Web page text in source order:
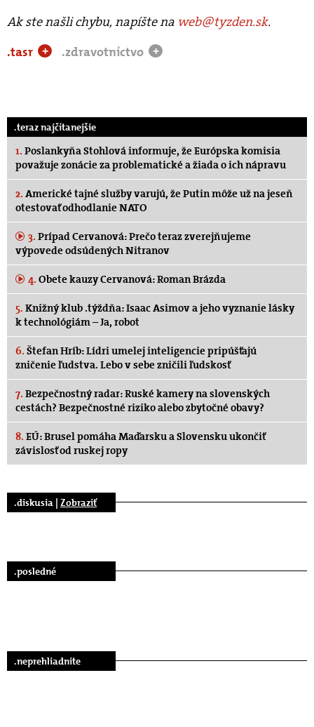
Ak ste našli chybu, napíšte na web@tyzden.sk.
.tasr
+ .zdravotníctvo +
.teraz najčítanejšie
1. Poslankyňa Stohlová informuje, že Európska komisia
považuje zonácie za problematické a žiada o ich nápravu
2. Americké tajné služby varujú, že Putin môže už na jeseň
otestovať odhodlanie NATO
3. Prípad Cervanová: Prečo teraz zverejňujeme
výpovede odsúdených Nitranov
4. Obete kauzy Cervanová: Roman Brázda
5. Knižný klub .týždňa: Isaac Asimov a jeho vyznanie lásky
k technológiám – Ja, robot
6. Štefan Hríb: Lídri umelej inteligencie pripúšťajú
zničenie ľudstva. Lebo v sebe zničili ľudskosť
7. Bezpečnostný radar: Ruské kamery na slovenských
cestách? Bezpečnostné riziko alebo zbytočné obavy?
8. EÚ: Brusel pomáha Maďarsku a Slovensku ukončiť
závislosť od ruskej ropy
.diskusia | Zobraziť
.posledné
.neprehliadnite